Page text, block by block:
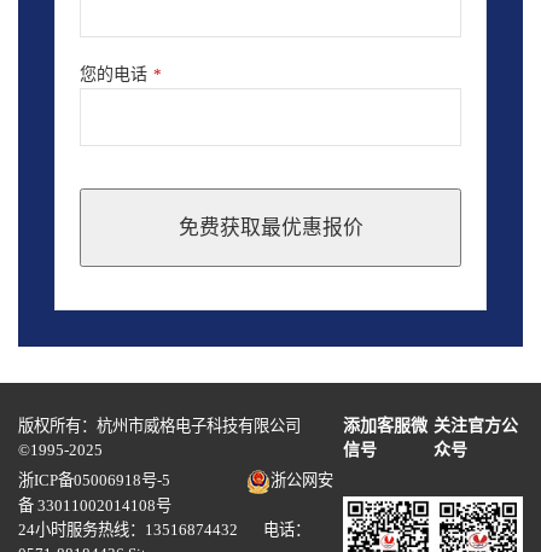
您的电话 *
免费获取最优惠报价
should
blank
版权所有：杭州市威格电子科技有限公司
©1995-2025
添加客服微
信号
关注官方公
众号
浙ICP备05006918号-5
浙公网安
备 33011002014108号
24小时服务热线：13516874432 电话：